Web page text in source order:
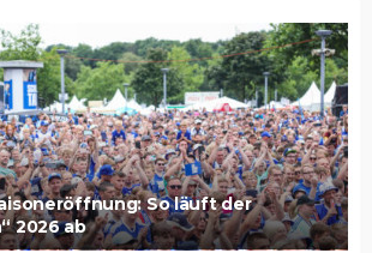
So läuft der
2026 ab